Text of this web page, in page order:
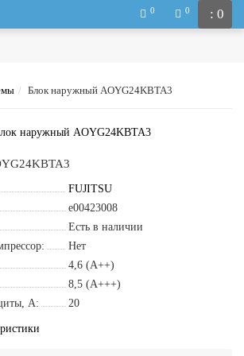
: 0
0 0
Блок наружный AOYG24KBTA3
FUJITSU
e00423008
Есть в наличии
Нет
4,6 (A++)
8,5 (A+++)
A:
20